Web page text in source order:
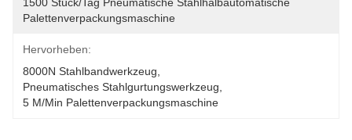
Palettenverpackungsmaschine
Hervorheben:
8000N Stahlbandwerkzeug
Pneumatisches Stahlgurtungswerkzeug
5 M/min Palettenverpackungsmaschine